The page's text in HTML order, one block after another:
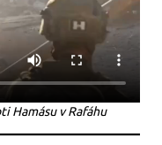
Hamásu v Rafáhu